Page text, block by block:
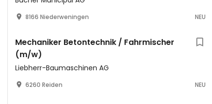
8166 Niederweningen NEU
Mechaniker Betontechnik / Fahrmischer
(m/w)
Liebherr-Baumaschinen AG
6260 Reiden NEU